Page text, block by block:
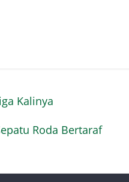
Kalinya
Roda Bertaraf